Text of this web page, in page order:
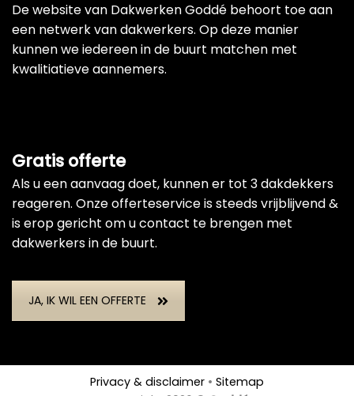
De website van Dakwerken Goddé behoort toe aan
een netwerk van dakwerkers. Op deze manier
kunnen we iedereen in de buurt matchen met
kwalitiatieve aannemers.
Gratis offerte
Als u een aanvaag doet, kunnen er tot 3 dakdekkers
reageren. Onze offerteservice is steeds vrijblijvend &
is erop gericht om u contact te brengen met
dakwerkers in de buurt.
JA, IK WIL EEN OFFERTE
Privacy & disclaimer • Sitemap